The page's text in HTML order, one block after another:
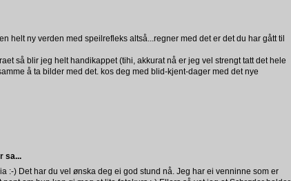
helt ny verden med speilrefleks altså...regner med det er det du har gått til
så blir jeg helt handikappet (tihi, akkurat nå er jeg vel strengt tatt det hele
å ta bilder med det. kos deg med blid-kjent-dager med det nye
sa...
:-) Det har du vel ønska deg ei god stund nå. Jeg har ei venninne som er